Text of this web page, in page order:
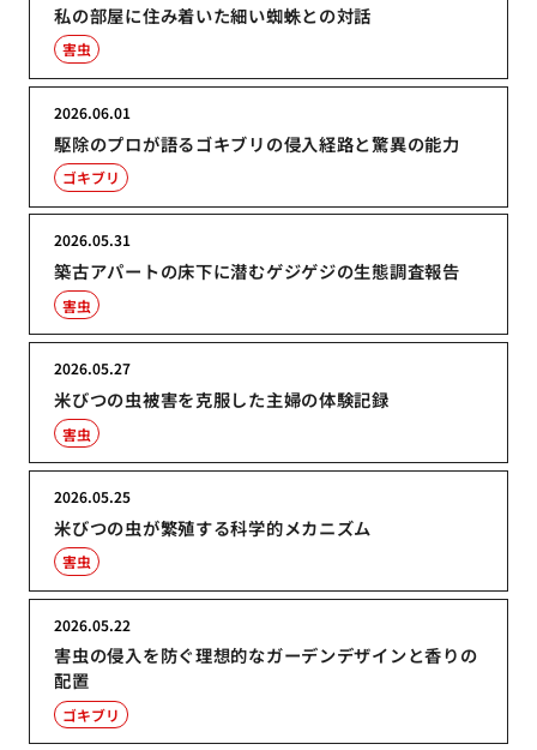
私の部屋に住み着いた細い蜘蛛との対話
害虫
駆除のプロが語るゴキブリの侵入経路と驚異の能力
2026.06.01
ゴキブリ
築古アパートの床下に潜むゲジゲジの生態調査報告
2026.05.31
害虫
米びつの虫被害を克服した主婦の体験記録
2026.05.27
害虫
米びつの虫が繁殖する科学的メカニズム
2026.05.25
害虫
害虫の侵入を防ぐ理想的なガーデンデザインと香りの
配置
2026.05.22
ゴキブリ